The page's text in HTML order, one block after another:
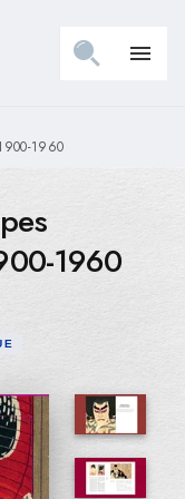
menu
1960
1960